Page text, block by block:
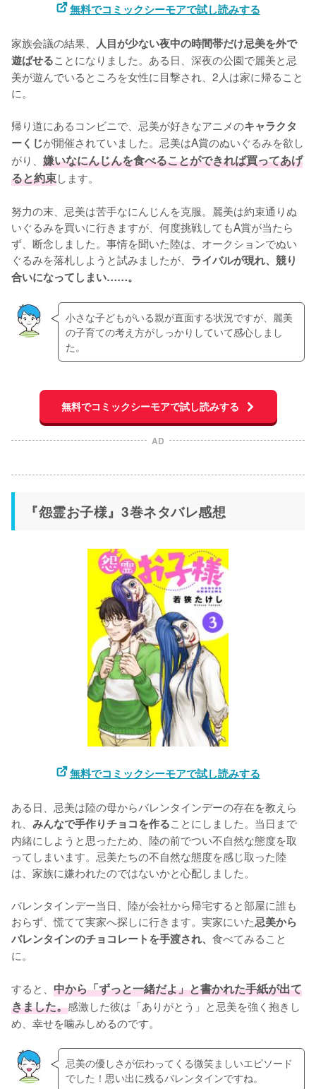
無料でコミックシーモアで試し読みする
家族会議の結果、 人目が少ない夜中の時間帯だけ忌美を外で
遊ばせることになりました。ある日、深夜の公園で麗美と忌
美が遊んでいるところを女性に目撃され、2人は家に帰ること
に。
帰り道にあるコンビニで、忌美が好きなアニメのキャラクタ
ーくじが開催されていました。忌美はA賞のぬいぐるみを欲し
がり、 嫌いなにんじんを食べることができれば買ってあげ
ると約束します。
努力の末、忌美は苦手なにんじんを克服。麗美は約束通りぬ
いぐるみを買いに行きますが、何度挑戦してもA賞が当たら
ず、断念しました。事情を聞いた陸は、オークションでぬい
ぐるみを落札しようと試みましたが、 ライバルが現れ、競り
合いになってしまい……。
小さな子どもがいる親が直面する状況ですが、麗美
の子育ての考え方がしっかりしていて感心しまし
た。
無料でコミックシーモアで試し読みする
AD
『怨霊お子様』3巻ネタバレ感想
無料でコミックシーモアで試し読みする
ある日、忌美は陸の母からバレンタインデーの存在を教えら
れ、 みんなで手作りチョコを作ることにしました。当日まで
内緒にしようと思ったため、陸の前でつい不自然な態度を取
ってしまいます。忌美たちの不自然な態度を感じ取った陸
は、家族に嫌われたのではないかと心配しました。
バレンタインデー当日、陸が会社から帰宅すると部屋に誰も
おらず、慌てて実家へ探しに行きます。実家にいた忌美から
バレンタインのチョコレートを手渡され、 食べてみること
に。
すると、 中から「ずっと一緒だよ」と書かれた手紙が出て
きました。感激した彼は「ありがとう」と忌美を強く抱きし
め、幸せを噛みしめるのです。
忌美の優しさが伝わってくる微笑ましいエピソード
でした！思い出に残るバレンタインですね。